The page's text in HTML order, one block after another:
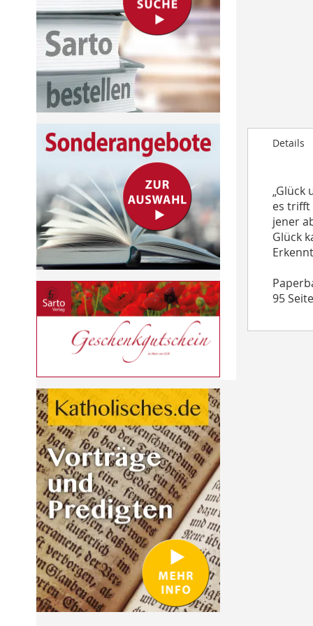
Details
es trifft
jener
Glück
95